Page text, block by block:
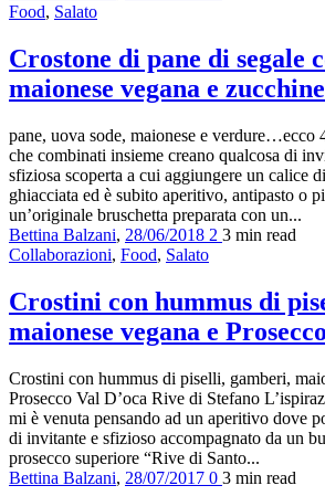
Food, Salato
Crostone di pane di segale
maionese vegana e
pane, uova sode, maionese e verdure…ecco
che combinati insieme creano qualcosa di
sfiziosa scoperta a cui aggiungere un calice
ghiacciata ed è subito aperitivo, antipasto o
un’originale bruschetta preparata con un...
Bettina Balzani, 28/06/2018 2 3 min read
Collaborazioni, Food, Salato
Crostini con hummus di
maionese vegana e
Crostini con hummus di piselli, gamberi,
Prosecco Val D’oca Rive di Stefano
mi è venuta pensando ad un aperitivo dove
di invitante e sfizioso accompagnato da un
prosecco superiore “Rive di Santo...
Bettina Balzani, 28/07/2017 0 3 min read